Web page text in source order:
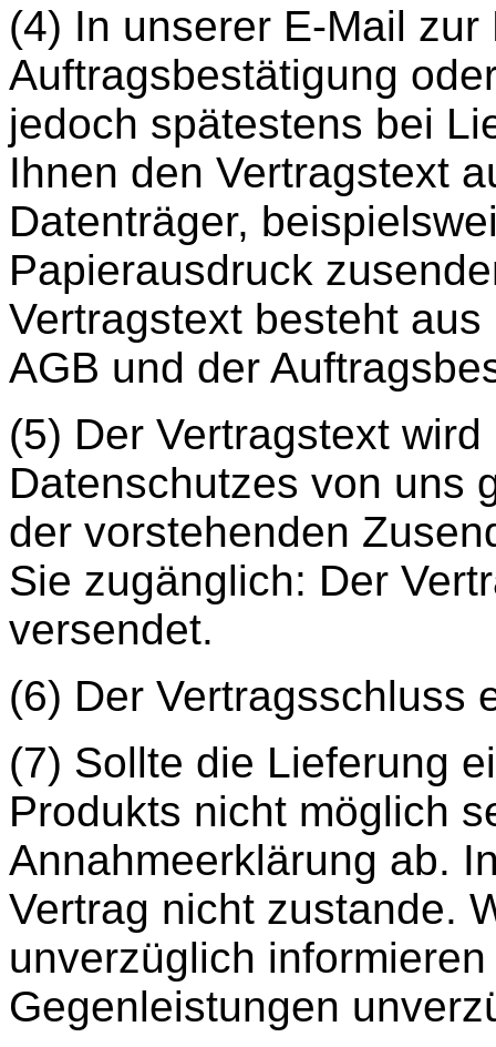
(4) In unserer E-Mail
Auftragsbestätigung
jedoch spätestens bei
Ihnen den Vertragstext
Datenträger,
Papierausdruck
Vertragstext besteht
AGB und der
(5) Der Vertragstext
Datenschutzes von uns
der vorstehenden
Sie zugänglich: Der
versendet.
(6) Der Vertragsschluss
(7) Sollte die Lieferung
Produkts nicht möglich
Annahmeerklärung ab.
Vertrag nicht zustande.
unverzüglich
Gegenleistungen